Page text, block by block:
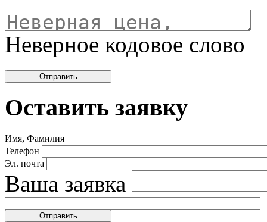
Неверное кодовое слово
Оставить заявку
Имя, Фамилия
Телефон
Эл. почта
Ваша заявка